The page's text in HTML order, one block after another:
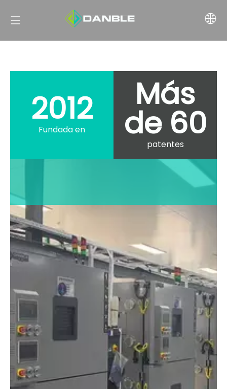
2012
Fundada en
Más
de 60
patentes